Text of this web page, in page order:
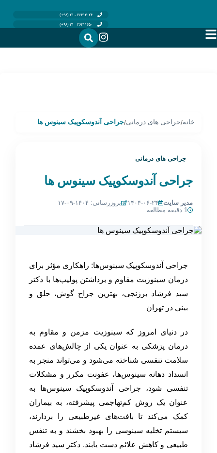
۲۶۴۱۳۰۲۴ - ۲۱ (۹۸+)
۲۶۴۱۱۶۵۰ - ۲۱ (۹۸+)
خانه/جراحی های درمانی/جراحی آندوسکوپیک سینوس ها
جراحی های درمانی
جراحی آندوسکوپیک سینوس ها
مدیر سایت ۱۴۰۴-۰۶-۲۴
بروزرسانی: ۱۴۰۴-۰۹-۱۷
1 دقیقه مطالعه
جراحی آندوسکوپیک سینوس‌ها: راهکاری مؤثر برای
درمان سینوزیت مقاوم و برداشتن پولیپ‌ها با دکتر
سید فرشاد برزنجی، بهترین جراح گوش، حلق و
بینی در تهران
در دنیای امروز که سینوزیت مزمن و مقاوم به
درمان پزشکی به عنوان یکی از چالش‌های عمده
سلامت تنفسی شناخته می‌شود و می‌تواند منجر به
انسداد دهانه سینوس‌ها، عفونت مکرر و مشکلات
تنفسی شود، جراحی آندوسکوپیک سینوس‌ها به
عنوان یک روش کم‌تهاجمی پیشرفته، به بیماران
کمک می‌کند تا بافت‌های غیرطبیعی را بردارند،
سیستم تخلیه سینوسی را بهبود بخشند و به تنفس
طبیعی و کاهش علائم دست یابند. دکتر سید فرشاد